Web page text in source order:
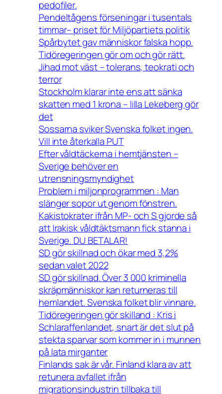
pedofiler.
Pendeltågens förseningar i tusentals
timmar– priset för Miljöpartiets politik
Spårbytet gav människor falska hopp.
Tidöregeringen gör om och gör rätt.
Jihad mot väst – tolerans, teokrati och
terror
Stockholm klarar inte ens att sänka
skatten med 1 krona – lilla Lekeberg gör
det
Sossarna sviker Svenska folket ingen.
Vill inte återkalla PUT
Efter våldtäckerna i hemtjänsten –
Sverige behöver en
utrensningsmyndighet
Problem i miljonprogrammen : Man
slänger sopor ut genom fönstren.
Kakistokrater ifrån MP- och S gjorde så
att Irakisk våldtäktsmann fick stanna i
Sverige. DU BETALAR!
SD gör skillnad och ökar med 3,2%
sedan valet 2022
SD gör skillnad. Över 3 000 kriminella
skräpmänniskor kan returneras till
hemlandet. Svenska folket blir vinnare.
Tidöregeringen gör skilland : Kris i
Schlaraffenlandet, snart är det slut på
stekta sparvar som kommer in i munnen
på lata mirganter
Finlands sak är vår. Finland klara av att
retunera avfallet ifrån
migrationsindustrin tillbaka till